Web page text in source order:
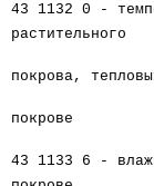
43 1132 0 -
растительного
покрова,
покрове
43 1133 6 -